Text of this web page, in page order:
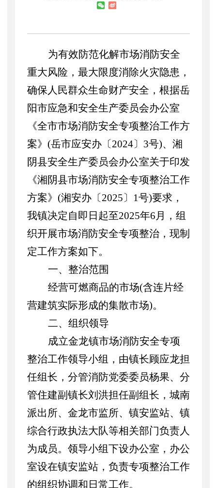
为有效防范化解市场消防安全
重大风险，最大限度消除火灾隐患，
确保人民群众生命财产安全，根据岳
阳市应急和安全生产委员会办公室
《全市市场消防安全专项整治工作方
案》 (岳市应安办〔2024〕3号)、湘
阴县安全生产委员会办公室关于印发
《湘阴县市场消防安全专项整治工作
方案》(湘安办〔2025〕1号)要求，
我镇决定自即日起至2025年6月，组
织开展市场消防安全专项整治，现制
定工作方案如下。
一、整治范围
经营可燃商品的市场(含连片经
营建筑实际形成的集散市场)。
二、组织领导
成立金龙镇市场消防安全专项
整治工作领导小组，由镇长顾应龙担
任组长，分管消防党委委员杨果、分
管住建副镇长刘洪担任副组长，城南
派出所、金龙市监所、镇安监站、镇
综合行政执法大队等相关部门负责人
为成员。领导小组下设办公室，办公
室设在镇安监站，负责专项整治工作
的组织协调和日常工作。